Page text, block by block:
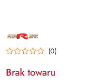
NAZWA
PRODUCENTA:
STARLIFE (0)
Brak towaru